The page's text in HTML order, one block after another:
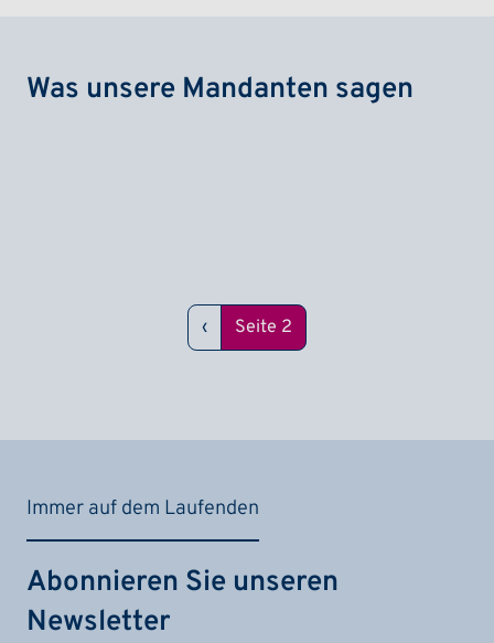
Was unsere Mandanten sagen
Seitennummerierung
Vorherige Seite
‹ Seite 2
Immer auf dem Laufenden
Abonnieren Sie unseren
Newsletter